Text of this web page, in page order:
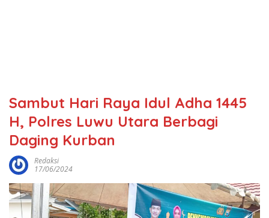
Sambut Hari Raya Idul Adha 1445
H, Polres Luwu Utara Berbagi
Daging Kurban
Redaksi
17/06/2024